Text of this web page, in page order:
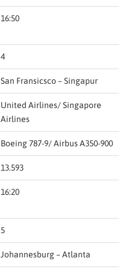
16:50
4
San Fransicsco – Singapur
United Airlines/ Singapore
Airlines
Boeing 787-9/ Airbus A350-900
13.593
16:20
5
Johannesburg – Atlanta